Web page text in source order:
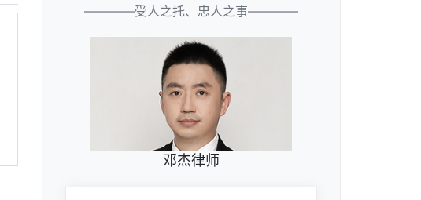
————受人之托、忠人之事————
邓杰律师